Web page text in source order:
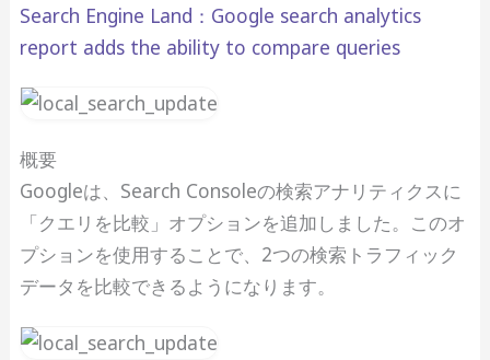
Search Engine Land：Google search analytics
report adds the ability to compare queries
概要
Googleは、Search Consoleの検索アナリティクスに
「クエリを比較」オプションを追加しました。このオ
プションを使用することで、2つの検索トラフィック
データを比較できるようになります。